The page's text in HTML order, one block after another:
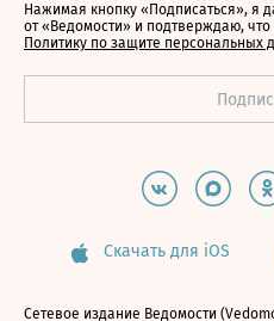
Нажимая кнопку «Подписаться», я
от «Ведомости» и подтверждаю,
Политику по защите персональных
Скачать для iOS
Сетевое издание Ведомости